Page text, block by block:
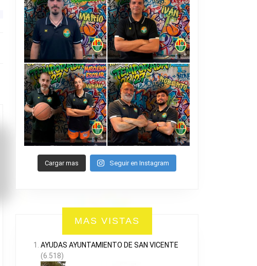
Cargar mas Seguir en Instagram
MAS VISTAS
AYUDAS AYUNTAMIENTO DE SAN VICENTE
(6.518)